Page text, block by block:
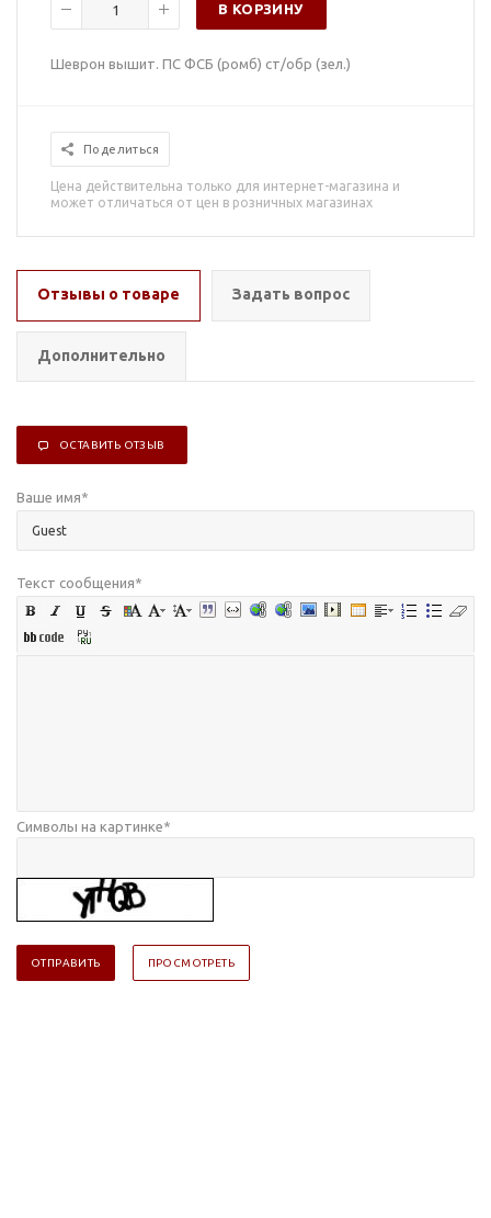
В КОРЗИНУ
Шеврон вышит. ПС ФСБ (ромб) ст/обр (зел.)
Поделиться
Цена действительна только для интернет-магазина и
может отличаться от цен в розничных магазинах
Отзывы о товаре Задать вопрос
Дополнительно
ОСТАВИТЬ ОТЗЫВ
Ваше имя*
Текст сообщения*
Символы на картинке*